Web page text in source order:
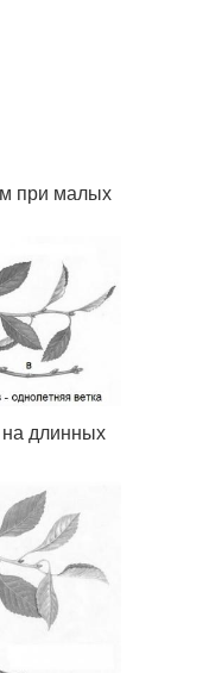
при малых
длинных